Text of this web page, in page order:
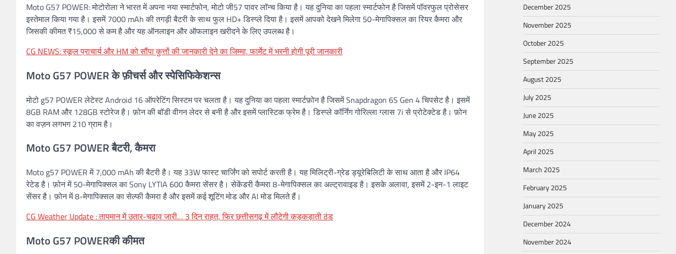
Moto G57 POWER: मोटोरोला ने भारत में अपना नया स्मार्टफोन, मोटो जी57 पावर लॉन्च किया है। यह दुनिया का पहला स्मार्टफोन है जिसमें पॉवरफुल प्रोसेसर
इस्तेमाल किया गया है। इसमें 7000 mAh की तगड़ी बैटरी के साथ फुल HD+ डिस्प्ले दिया है। इसमें आपको देखने मिलेगा 50-मेगापिक्सल का रियर कैमरा और
जिसकी कीमत ₹15,000 से कम है और यह ऑनलाइन और ऑफलाइन खरीदने के लिए उपलब्ध है।
CG NEWS: स्कूल प्राचार्य और HM को सौंपा कुत्तों की जानकारी देने का जिम्मा, फार्मेट में भरनी होगी पूरी जानकारी
Moto G57 POWER के फ़ीचर्स और स्पेसिफिकेशन्स
मोटो g57 POWER लेटेस्ट Android 16 ऑपरेटिंग सिस्टम पर चलता है। यह दुनिया का पहला स्मार्टफ़ोन है जिसमें Snapdragon 6S Gen 4 चिपसेट है। इसमें
8GB RAM और 128GB स्टोरेज है। फ़ोन की बॉडी वीगन लेदर से बनी है और इसमें प्लास्टिक फ्रेम है। डिस्प्ले कॉर्निंग गोरिल्ला ग्लास 7i से प्रोटेक्टेड है। फ़ोन
का वज़न लगभग 210 ग्राम है।
Moto G57 POWER बैटरी, कैमरा
Moto g57 POWER में 7,000 mAh की बैटरी है। यह 33W फास्ट चार्जिंग को सपोर्ट करती है। यह मिलिट्री-ग्रेड ड्यूरेबिलिटी के साथ आता है और IP64
रेटेड है। फ़ोन में 50-मेगापिक्सल का Sony LYTIA 600 कैमरा सेंसर है। सेकेंडरी कैमरा 8-मेगापिक्सल का अल्ट्रावाइड है। इसके अलावा, इसमें 2-इन-1 लाइट
सेंसर है। फ़ोन में 8-मेगापिक्सल का सेल्फी कैमरा है और इसमें कई शूटिंग मोड और AI मोड मिलते हैं।
CG Weather Update : तापमान में उतार-चढ़ाव जारी… 3 दिन राहत, फिर छत्तीसगढ़ में लौटेगी कड़कड़ाती ठंड
Moto G57 POWERकी कीमत
December 2025
November 2025
October 2025
September 2025
August 2025
July 2025
June 2025
May 2025
April 2025
March 2025
February 2025
January 2025
December 2024
November 2024